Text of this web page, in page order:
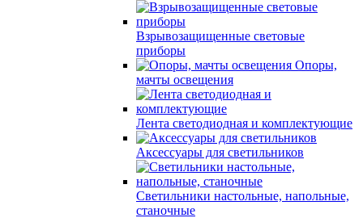
Взрывозащищенные световые
приборы
Опоры,
мачты освещения
Лента светодиодная и комплектующие
Аксессуары для светильников
Светильники настольные, напольные,
станочные